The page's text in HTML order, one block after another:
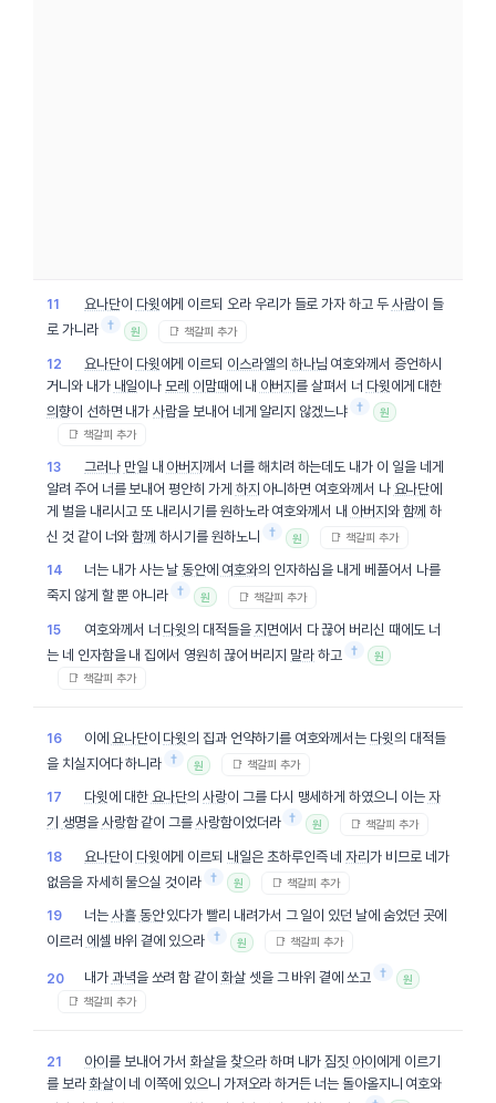
11 요나단이 다윗 에게 이르되 오라 우리가 들로 가자 하고 두 사람이 들
로 가니라 † 원 📑 책갈피 추가
12 요나단이 다윗 에게 이르되 이스라엘의 하나님 여호와께서 증언하시
거니와 내가 내일이나 모레 이맘때에 내 아버지를 살펴서 너 다윗 에게 대한
의향이 선하면 내가사람을 보내어 네게 알리지 않겠느냐 † 원
📑 책갈피 추가
13 그러나 만일 내 아버지께서 너를 해치려 하는데도 내가 이 일을 네게
알려 주어 너를 보내어 평안히 가게 하지 아니하면 여호와께서 나 요나단에
게 벌을 내리시고 또 내리시기를 원하노라 여호와께서 내 아버지 와 함께 하
신 것 같이 너와함께 하시기를 원하노니 † 원 📑 책갈피 추가
14 너는 내가 사는 날동안에 여호와의 인자하심을 내게 베풀어서 나를
죽지 않게 할 뿐 아니라 † 원 📑 책갈피 추가
15 여호와께서 너 다윗의 대적들을 지면에서 다 끊어 버리신 때에도 너
는 네 인자함을 내 집에서 영원히 끊어 버리지 말라 하고 † 원
📑 책갈피 추가
16 이에 요나단이 다윗의 집과 언약하기를 여호와께서는 다윗의 대적들
을 치실지어다 하니라 † 원 📑 책갈피 추가
17 다윗 에 대한 요나단의사랑이 그를 다시 맹세하게 하였으니 이는 자
기 생명을 사랑함 같이 그를 사랑함이었더라 † 원 📑 책갈피 추가
18 요나단이 다윗 에게 이르되 내일은 초하루인즉 네자리가 비므로 네가
없음을 자세히 물으실 것이라 † 원 📑 책갈피 추가
19 너는 사흘 동안있다가 빨리 내려가서 그 일이 있던 날에 숨었던 곳에
이르러 에셀 바위 곁에 있으라 † 원 📑 책갈피 추가
20 내가 과녁을 쏘려 함 같이 화살셋을 그 바위 곁에 쏘고 † 원
📑 책갈피 추가
21 아이를 보내어 가서화살을 찾으라하며 내가짐짓 아이에게 이르기
를 보라 화살이 네 이쪽에 있으니 가져오라 하거든 너는 돌아올지니 여호와